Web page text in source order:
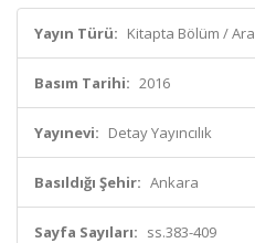
Yayın Türü: Kitapta Bölüm /
Basım Tarihi: 2016
Yayınevi: Detay Yayıncılık
Basıldığı Şehir: Ankara
Sayfa Sayıları: ss.383-409